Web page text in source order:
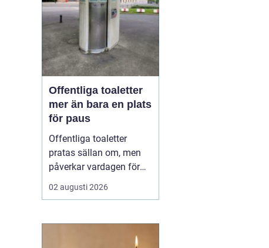
Offentliga toaletter
mer än bara en plats
för paus
Offentliga toaletter
pratas sällan om, men
påverkar vardagen för
nästan alla. När en stad,
park eller reseknut
toaletter begränsas
02 augusti 2026